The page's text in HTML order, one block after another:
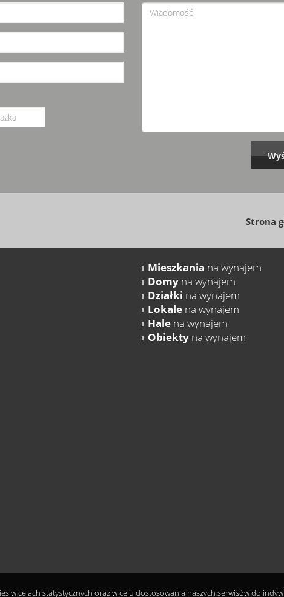
Strona
Mieszkania na wynajem
Domy na wynajem
Działki na wynajem
Lokale na wynajem
Hale na wynajem
Obiekty na wynajem
w celach statystycznych oraz w celu dostosowania naszych serwisów do